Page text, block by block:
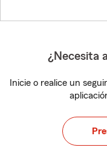
¿Necesita
Inicie o realice un